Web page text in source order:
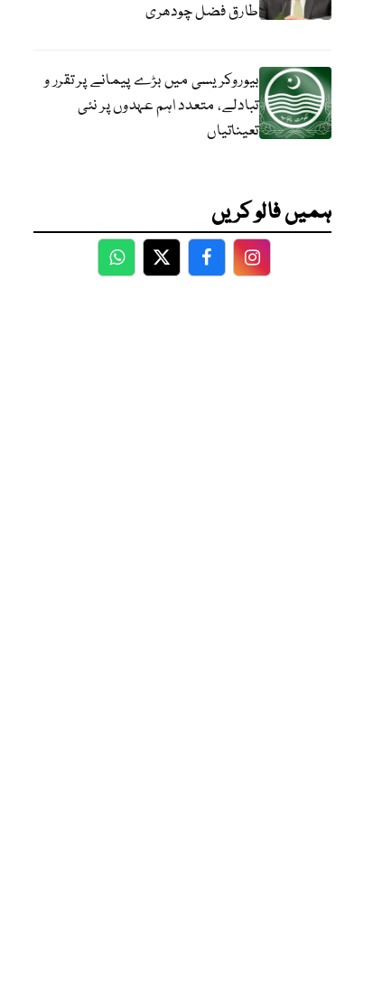
طارق فضل چودھری
بیوروکریسی میں بڑے پیمانے پر تقرر و
تبادلے، متعدد اہم عہدوں پر نئی
تعیناتیاں
ہمیں فالو کریں
WhatsApp
TwitterFacebookFacebook